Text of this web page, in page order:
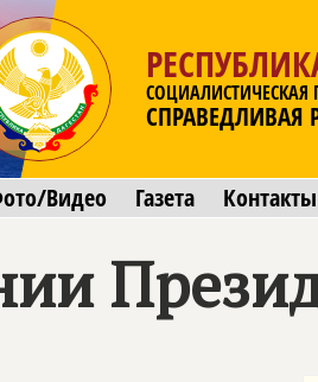
СОЦИАЛИСТИЧЕСКАЯ
СПРАВЕДЛИВАЯ
Видео Газета Контакты